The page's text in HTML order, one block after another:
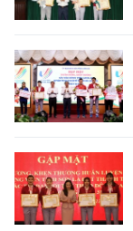
中文
FRANÇAIS
РУССКИЙ
ESPAÑOL